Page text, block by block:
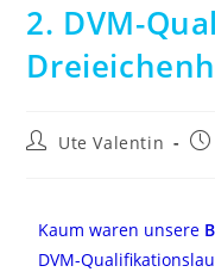
2. DVM-
Ute Valentin
Kaum waren unsere
DVM-